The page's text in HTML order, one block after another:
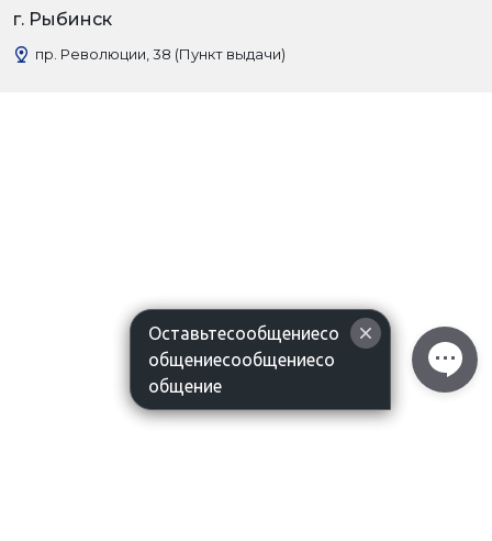
г. Рыбинск
пр. Революции, 38 (Пункт выдачи)
Оставьтесообщениесо
общениесообщениесо
общение